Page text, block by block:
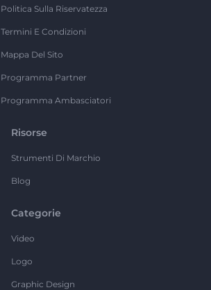
Politica Sulla Riservatezza
Termini E Condizioni
Mappa Del Sito
Programma Partner
Programma Ambasciatori
Risorse
Strumenti Di Marchio
Blog
Categorie
Video
Logo
Graphic Design